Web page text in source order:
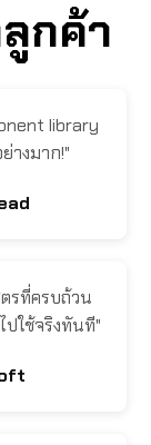
กค้า
library
างมาก!"
รที่ครบถ้วน
ใช้จริงทันที"